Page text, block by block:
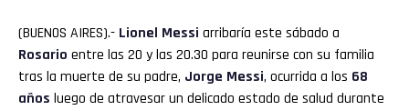
(BUENOS AIRES).- Lionel Messi arribaría este sábado a
Rosario entre las 20 y las 20.30 para reunirse con su familia
tras la muerte de su padre, Jorge Messi, ocurrida a los 68
años luego de atravesar un delicado estado de salud durante